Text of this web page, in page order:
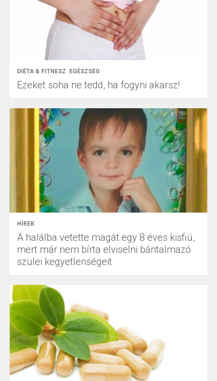
DIÉTA & FITNESZ EGÉSZSÉG
Ezeket soha ne tedd, ha fogyni akarsz!
HÍREK
A halálba vetette magát egy 8 éves kisfiú,
mert már nem bírta elviselni bántalmazó
szülei kegyetlenségeit